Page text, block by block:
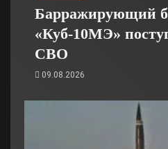
Барражирующий
«Куб-10МЭ»
СВО
09.08.2026